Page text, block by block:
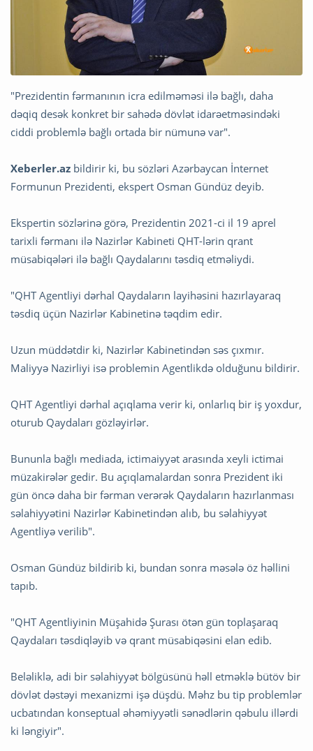
"Prezidentin fərmanının icra edilməməsi ilə bağlı, daha
dəqiq desək konkret bir sahədə dövlət idarəetməsindəki
ciddi problemlə bağlı ortada bir nümunə var".
Xeberler.az bildirir ki, bu sözləri Azərbaycan İnternet
Formunun Prezidenti, ekspert Osman Gündüz deyib.
Ekspertin sözlərinə görə, Prezidentin 2021-ci il 19 aprel
tarixli fərmanı ilə Nazirlər Kabineti QHT-lərin qrant
müsabiqələri ilə bağlı Qaydalarını təsdiq etməliydi.
"QHT Agentliyi dərhal Qaydaların layihəsini hazırlayaraq
təsdiq üçün Nazirlər Kabinetinə təqdim edir.
Uzun müddətdir ki, Nazirlər Kabinetindən səs çıxmır.
Maliyyə Nazirliyi isə problemin Agentlikdə olduğunu bildirir.
QHT Agentliyi dərhal açıqlama verir ki, onlarlıq bir iş yoxdur,
oturub Qaydaları gözləyirlər.
Bununla bağlı mediada, ictimaiyyət arasında xeyli ictimai
müzakirələr gedir. Bu açıqlamalardan sonra Prezident iki
gün öncə daha bir fərman verərək Qaydaların hazırlanması
səlahiyyətini Nazirlər Kabinetindən alıb, bu səlahiyyət
Agentliyə verilib".
Osman Gündüz bildirib ki, bundan sonra məsələ öz həllini
tapıb.
"QHT Agentliyinin Müşahidə Şurası ötən gün toplaşaraq
Qaydaları təsdiqləyib və qrant müsabiqəsini elan edib.
Beləliklə, adi bir səlahiyyət bölgüsünü həll etməklə bütöv bir
dövlət dəstəyi mexanizmi işə düşdü. Məhz bu tip problemlər
ucbatından konseptual əhəmiyyətli sənədlərin qəbulu illərdi
ki ləngiyir".